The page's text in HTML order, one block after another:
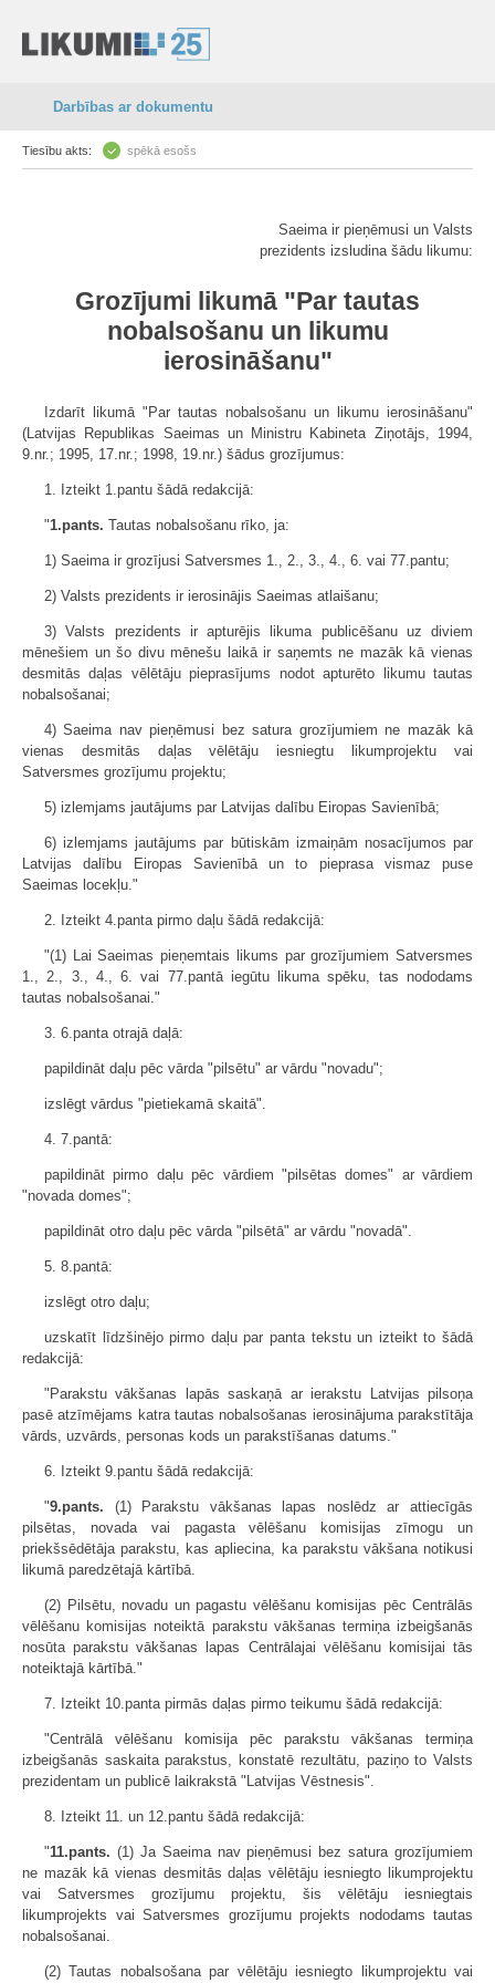
Darbības ar dokumentu
Tiesību akts: spēkā esošs
Saeima ir pieņēmusi un Valsts
prezidents izsludina šādu likumu:
Grozījumi likumā "Par tautas
nobalsošanu un likumu
ierosināšanu"
Izdarīt likumā "Par tautas nobalsošanu un likumu ierosināšanu"
(Latvijas Republikas Saeimas un Ministru Kabineta Ziņotājs, 1994,
9.nr.; 1995, 17.nr.; 1998, 19.nr.) šādus grozījumus:
1. Izteikt 1.pantu šādā redakcijā:
"1.pants. Tautas nobalsošanu rīko, ja:
1) Saeima ir grozījusi Satversmes 1., 2., 3., 4., 6. vai 77.pantu;
2) Valsts prezidents ir ierosinājis Saeimas atlaišanu;
3) Valsts prezidents ir apturējis likuma publicēšanu uz diviem
mēnešiem un šo divu mēnešu laikā ir saņemts ne mazāk kā vienas
desmitās daļas vēlētāju pieprasījums nodot apturēto likumu tautas
nobalsošanai;
4) Saeima nav pieņēmusi bez satura grozījumiem ne mazāk kā
vienas desmitās daļas vēlētāju iesniegtu likumprojektu vai
Satversmes grozījumu projektu;
5) izlemjams jautājums par Latvijas dalību Eiropas Savienībā;
6) izlemjams jautājums par būtiskām izmaiņām nosacījumos par
Latvijas dalību Eiropas Savienībā un to pieprasa vismaz puse
Saeimas locekļu."
2. Izteikt 4.panta pirmo daļu šādā redakcijā:
"(1) Lai Saeimas pieņemtais likums par grozījumiem Satversmes
1., 2., 3., 4., 6. vai 77.pantā iegūtu likuma spēku, tas nododams
tautas nobalsošanai."
3. 6.panta otrajā daļā:
papildināt daļu pēc vārda "pilsētu" ar vārdu "novadu";
izslēgt vārdus "pietiekamā skaitā".
4. 7.pantā:
papildināt pirmo daļu pēc vārdiem "pilsētas domes" ar vārdiem
"novada domes";
papildināt otro daļu pēc vārda "pilsētā" ar vārdu "novadā".
5. 8.pantā:
izslēgt otro daļu;
uzskatīt līdzšinējo pirmo daļu par panta tekstu un izteikt to šādā
redakcijā:
"Parakstu vākšanas lapās saskaņā ar ierakstu Latvijas pilsoņa
pasē atzīmējams katra tautas nobalsošanas ierosinājuma parakstītāja
vārds, uzvārds, personas kods un parakstīšanas datums."
6. Izteikt 9.pantu šādā redakcijā:
"9.pants. (1) Parakstu vākšanas lapas noslēdz ar attiecīgās
pilsētas, novada vai pagasta vēlēšanu komisijas zīmogu un
priekšsēdētāja parakstu, kas apliecina, ka parakstu vākšana notikusi
likumā paredzētajā kārtībā.
(2) Pilsētu, novadu un pagastu vēlēšanu komisijas pēc Centrālās
vēlēšanu komisijas noteiktā parakstu vākšanas termiņa izbeigšanās
nosūta parakstu vākšanas lapas Centrālajai vēlēšanu komisijai tās
noteiktajā kārtībā."
7. Izteikt 10.panta pirmās daļas pirmo teikumu šādā redakcijā:
"Centrālā vēlēšanu komisija pēc parakstu vākšanas termiņa
izbeigšanās saskaita parakstus, konstatē rezultātu, paziņo to Valsts
prezidentam un publicē laikrakstā "Latvijas Vēstnesis".
8. Izteikt 11. un 12.pantu šādā redakcijā:
"11.pants. (1) Ja Saeima nav pieņēmusi bez satura grozījumiem
ne mazāk kā vienas desmitās daļas vēlētāju iesniegto likumprojektu
vai Satversmes grozījumu projektu, šis vēlētāju iesniegtais
likumprojekts vai Satversmes grozījumu projekts nododams tautas
nobalsošanai.
(2) Tautas nobalsošana par vēlētāju iesniegto likumprojektu vai